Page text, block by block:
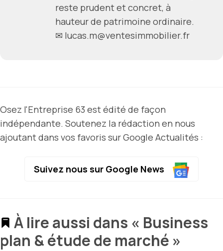
reste prudent et concret, à
hauteur de patrimoine ordinaire.
✉ lucas.m@ventesimmobilier.fr
Osez l'Entreprise 63 est édité de façon
indépendante. Soutenez la rédaction en nous
ajoutant dans vos favoris sur Google Actualités :
Suivez nous sur Google News
À lire aussi dans « Business
plan & étude de marché »